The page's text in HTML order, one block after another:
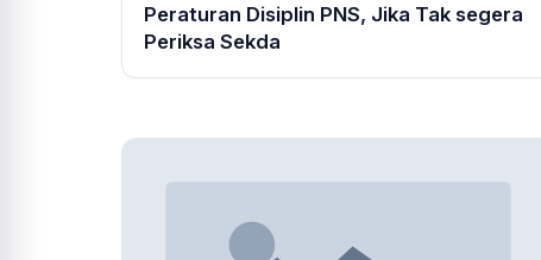
Peraturan Disiplin PNS, Jika Tak segera
Periksa Sekda